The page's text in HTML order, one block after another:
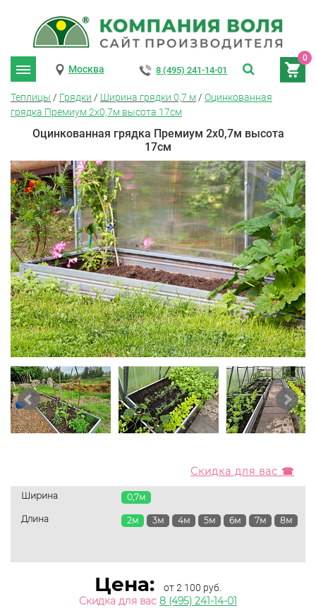
0
Москва 8 (495) 241-14-01
Теплицы / Грядки / Ширина грядки 0,7 м / Оцинкованная
грядка Премиум 2х0,7м высота 17см
Оцинкованная грядка Премиум 2х0,7м высота
17см
Скидка для вас ☎
Ширина 0,7м
Длина 8м
7м
6м
5м
4м
3м
2м
Цена: от 2 100 руб.
Скидка для вас 8 (495) 241-14-01